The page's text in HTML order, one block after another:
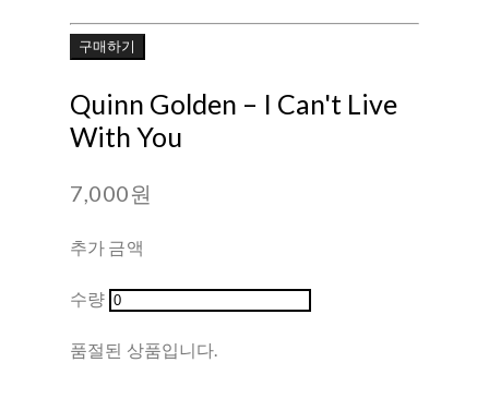
구매하기
Quinn Golden ‎– I Can't Live
With You
7,000원
추가 금액
수량
품절된 상품입니다.